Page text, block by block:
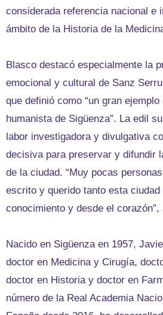
considerada referencia nacional e
ámbito de la Historia de la
Blasco destacó especialmente la
emocional y cultural de Sanz
que definió como “un gran
humanista de Sigüenza”. La edil
labor investigadora y divulgativa
decisiva para preservar y difundir
de la ciudad. “Muy pocas
escrito y querido tanto esta ciudad
conocimiento y desde el corazón”,
Nacido en Sigüenza en 1957,
doctor en Medicina y Cirugía,
doctor en Historia y doctor en
número de la Real Academia